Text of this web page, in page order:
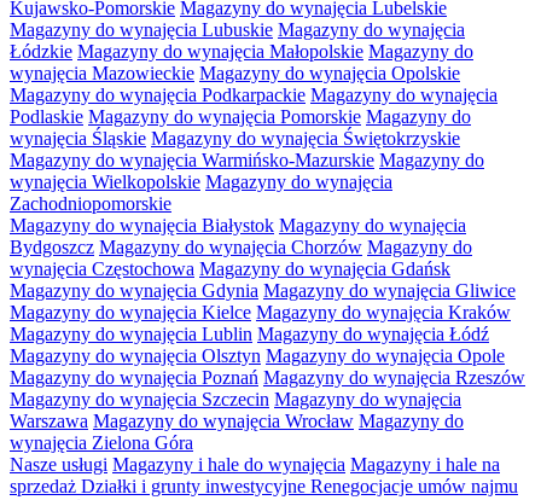
Kujawsko-Pomorskie Magazyny do wynajęcia Lubelskie
Magazyny do wynajęcia Lubuskie Magazyny do wynajęcia
Łódzkie Magazyny do wynajęcia Małopolskie Magazyny do
wynajęcia Mazowieckie Magazyny do wynajęcia Opolskie
Magazyny do wynajęcia Podkarpackie Magazyny do wynajęcia
Podlaskie Magazyny do wynajęcia Pomorskie Magazyny do
wynajęcia Śląskie Magazyny do wynajęcia Świętokrzyskie
Magazyny do wynajęcia Warmińsko-Mazurskie Magazyny do
wynajęcia Wielkopolskie Magazyny do wynajęcia
Zachodniopomorskie
Magazyny do wynajęcia Białystok Magazyny do wynajęcia
Bydgoszcz Magazyny do wynajęcia Chorzów Magazyny do
wynajęcia Częstochowa Magazyny do wynajęcia Gdańsk
Magazyny do wynajęcia Gdynia Magazyny do wynajęcia Gliwice
Magazyny do wynajęcia Kielce Magazyny do wynajęcia Kraków
Magazyny do wynajęcia Lublin Magazyny do wynajęcia Łódź
Magazyny do wynajęcia Olsztyn Magazyny do wynajęcia Opole
Magazyny do wynajęcia Poznań Magazyny do wynajęcia Rzeszów
Magazyny do wynajęcia Szczecin Magazyny do wynajęcia
Warszawa Magazyny do wynajęcia Wrocław Magazyny do
wynajęcia Zielona Góra
Nasze usługi Magazyny i hale do wynajęcia Magazyny i hale na
sprzedaż Działki i grunty inwestycyjne Renegocjacje umów najmu